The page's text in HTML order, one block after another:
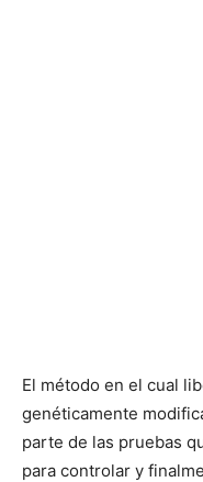
El método en el cual
genéticamente
parte de las pruebas
para controlar y